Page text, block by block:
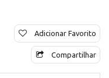
Adicionar Favorito
Compartilhar